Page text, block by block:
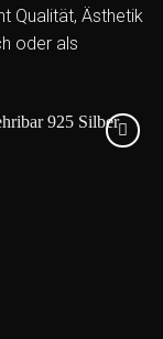
Qualität, Ästhetik
oder als